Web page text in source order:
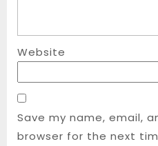
Website
Save my name, email,
browser for the next